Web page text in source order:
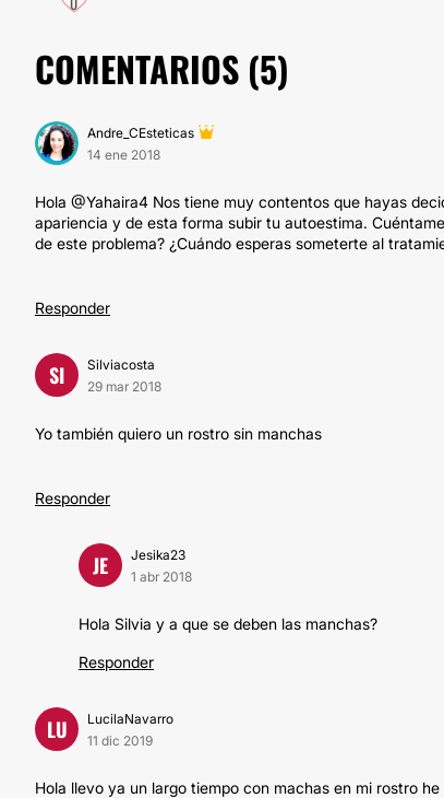
COMENTARIOS (5)
Andre_CEsteticas
14 ene 2018
Hola @Yahaira4 Nos tiene muy contentos que hayas
apariencia y de esta forma subir tu autoestima.
de este problema? ¿Cuándo esperas someterte al
Responder
SI
Silviacosta
29 mar 2018
Yo también quiero un rostro sin manchas
Responder
JE
Jesika23
1 abr 2018
Hola Silvia y a que se deben las manchas?
Responder
LU
LucilaNavarro
11 dic 2019
Hola llevo ya un largo tiempo con machas en mi rostro